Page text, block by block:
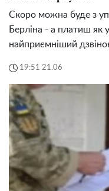
Скоро можна буде з
Берліна - а платиш як
найприємніший
19:51 21.06